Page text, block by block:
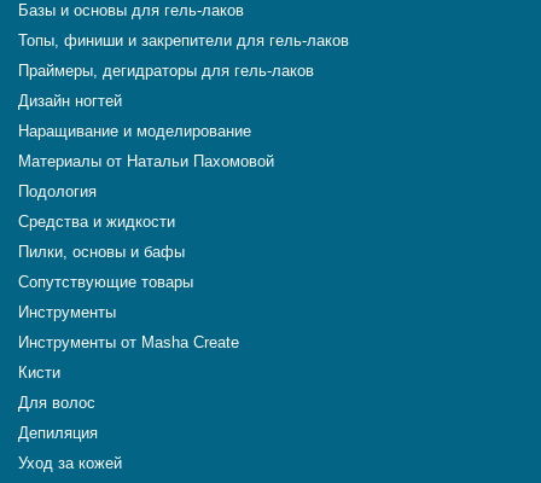
Базы и основы для гель-лаков
Топы, финиши и закрепители для гель-лаков
Праймеры, дегидраторы для гель-лаков
Дизайн ногтей
Наращивание и моделирование
Материалы от Натальи Пахомовой
Подология
Средства и жидкости
Пилки, основы и бафы
Сопутствующие товары
Инструменты
Инструменты от Masha Create
Кисти
Для волос
Депиляция
Уход за кожей